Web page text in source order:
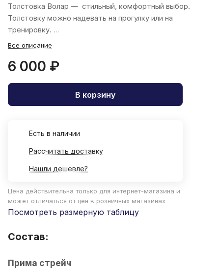
Толстовка Волар — стильный, комфортный выбор.
Толстовку можно надевать на прогулку или на
тренировку.
Все описание
6 000 ₽
В корзину
Есть в наличии
Рассчитать доставку
Нашли дешевле?
Цена действительна только для интернет-магазина и
может отличаться от цен в розничных магазинах
Посмотреть размерную таблицу
Состав:
Прима стрейч